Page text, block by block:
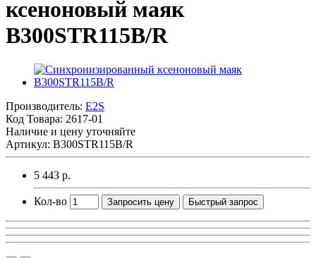
ксеноновый маяк
B300STR115B/R
Производитель: E2S
Код Товара: 2617-01
Наличие и цену уточняйте
Артикул: B300STR115B/R
5 443 р.
Кол-во Запросить цену Быстрый запрос